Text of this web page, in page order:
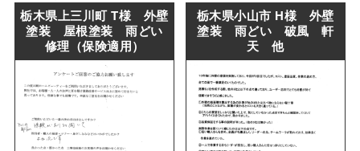
栃木県上三川町 T様 外壁
塗装 屋根塗装 雨どい
修理（保険適用）
栃木県小山市 H様 外壁
塗装 雨どい 破風 軒
天 他